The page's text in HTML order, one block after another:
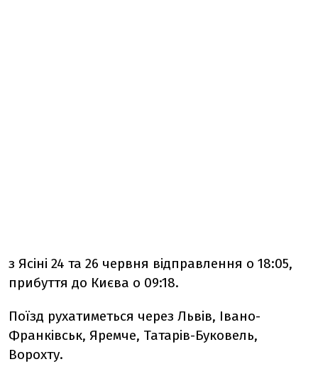
з Ясіні 24 та 26 червня відправлення о 18:05,
прибуття до Києва о 09:18.
Поїзд рухатиметься через Львів, Івано-
Франківськ, Яремче, Татарів-Буковель,
Ворохту.